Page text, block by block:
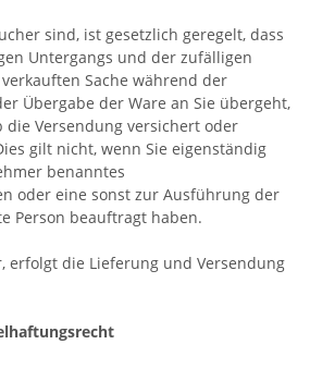
sind, ist gesetzlich geregelt, dass
Untergangs und der zufälligen
Sache während der
Übergabe der Ware an Sie übergeht,
die Versendung versichert oder
gilt nicht, wenn Sie eigenständig
benanntes
oder eine sonst zur Ausführung der
Person beauftragt haben.
erfolgt die Lieferung und Versendung